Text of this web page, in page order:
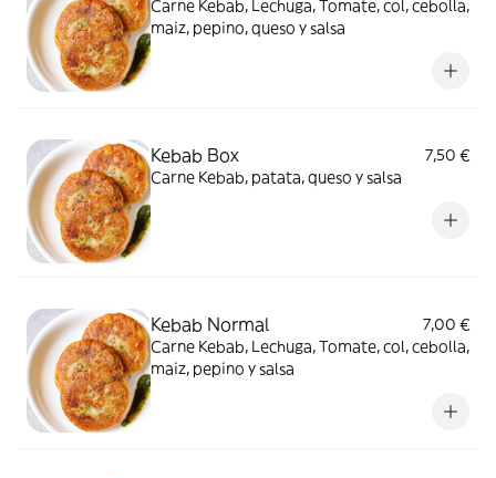
Carne Kebab, Lechuga, Tomate, col, cebolla,
maiz, pepino, queso y salsa
Kebab Box
7,50 €
Carne Kebab, patata, queso y salsa
Kebab Normal
7,00 €
Carne Kebab, Lechuga, Tomate, col, cebolla,
maiz, pepino y salsa